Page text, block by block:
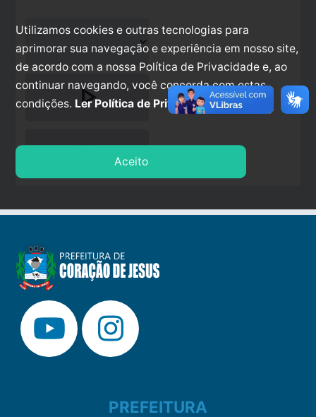
play_arrow
stop
PREFEITURA
Utilizamos cookies e outras tecnologias para
aprimorar sua navegação e experiência em nosso site,
de acordo com a nossa Política de Privacidade e, ao
continuar navegando, você concorda com estas
condições. Ler Política de Privacidade.
Aceito